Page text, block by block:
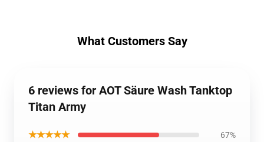
What Customers Say
6 reviews for AOT Säure Wash Tanktop
Titan Army
★★★★★ 67%